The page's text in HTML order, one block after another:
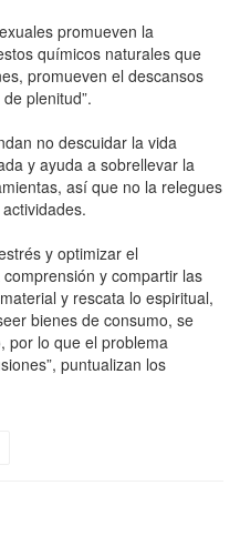
promueven la
químicos naturales que
promueven el descansos
plenitud”.
no descuidar la vida
y ayuda a sobrellevar la
así que no la relegues
y optimizar el
y compartir las
y rescata lo espiritual,
bienes de consumo, se
por lo que el problema
puntualizan los